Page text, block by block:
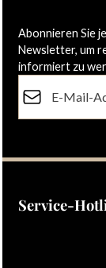
Abonnieren Sie
Newsletter, um
informiert zu
Ich habe die
Service-